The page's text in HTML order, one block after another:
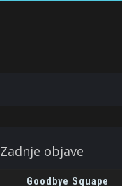
Zadnje objave
Goodbye Squape